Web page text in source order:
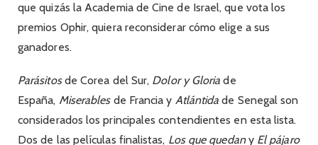
que quizás la Academia de Cine de Israel, que vota los
premios Ophir, quiera reconsiderar cómo elige a sus
ganadores.
Parásitosde Corea del Sur, Dolor y Gloria de
España, Miserablesde Francia y Atlántida de Senegal son
considerados los principales contendientes en esta lista.
Dos de las películas finalistas, Los que quedany El pájaro